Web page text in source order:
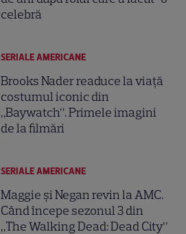
celebră
SERIALE AMERICANE
Brooks Nader readuce la viață
costumul iconic din
„Baywatch”. Primele imagini
de la filmări
SERIALE AMERICANE
Maggie și Negan revin la AMC.
Când începe sezonul 3 din
„The Walking Dead: Dead City”